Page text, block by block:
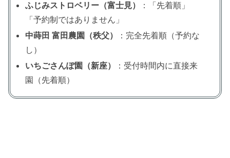
ふじみストロベリー（富士見）
：「先着順」
「予約制ではありません」
中蒔田 富田農園（秩父）
：完全先着順（予約な
し）
いちごさんぽ園（新座）
：受付時間内に直接来
園（先着順）